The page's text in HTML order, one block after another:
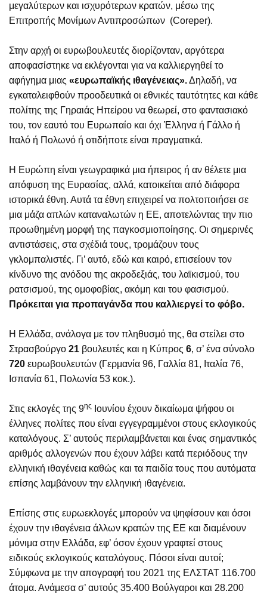
μεγαλύτερων και ισχυρότερων κρατών, μέσω της
Επιτροπής Μονίμων Αντιπροσώπων (Coreper).
Στην αρχή οι ευρωβουλευτές διορίζονταν, αργότερα
αποφασίστηκε να εκλέγονται για να καλλιεργηθεί το
αφήγημα μιας «ευρωπαϊκής ιθαγένειας».Δηλαδή, να
εγκαταλειφθούν προοδευτικά οι εθνικές ταυτότητες και κάθε
πολίτης της Γηραιάς Ηπείρου να θεωρεί, στο φαντασιακό
του, τον εαυτό του Ευρωπαίο και όχι Έλληνα ή Γάλλο ή
Ιταλό ή Πολωνό ή οτιδήποτε είναι πραγματικά.
Η Ευρώπη είναι γεωγραφικά μια ήπειρος ή αν θέλετε μια
απόφυση της Ευρασίας, αλλά, κατοικείται από διάφορα
ιστορικά έθνη. Αυτά τα έθνη επιχειρεί να πολτοποιήσει σε
μια μάζα απλών καταναλωτών η ΕΕ, αποτελώντας την πιο
προωθημένη μορφή της παγκοσμιοποίησης. Οι σημερινές
αντιστάσεις, στα σχέδιά τους, τρομάζουν τους
γκλομπαλιστές. Γι’ αυτό, εδώ και καιρό, επισείουν τον
κίνδυνο της ανόδου της ακροδεξιάς, του λαϊκισμού, του
ρατσισμού, της ομοφοβίας, ακόμη και του φασισμού.
Πρόκειται για προπαγάνδα που καλλιεργεί το φόβο.
Η Ελλάδα, ανάλογα με τον πληθυσμό της, θα στείλει στο
Στρασβούργο 21 βουλευτές και η Κύπρος 6, σ’ ένα σύνολο
720 ευρωβουλευτών (Γερμανία 96, Γαλλία 81, Ιταλία 76,
Ισπανία 61, Πολωνία 53 κοκ.).
Στις εκλογές της 9ης
Ιουνίου έχουν δικαίωμα ψήφου οι
έλληνες πολίτες που είναι εγγεγραμμένοι στους εκλογικούς
καταλόγους. Σ’ αυτούς περιλαμβάνεται και ένας σημαντικός
αριθμός αλλογενών που έχουν λάβει κατά περιόδους την
ελληνική ιθαγένεια καθώς και τα παιδία τους που αυτόματα
επίσης λαμβάνουν την ελληνική ιθαγένεια.
Επίσης στις ευρωεκλογές μπορούν να ψηφίσουν και όσοι
έχουν την ιθαγένεια άλλων κρατών της ΕΕ και διαμένουν
μόνιμα στην Ελλάδα, εφ’ όσον έχουν γραφτεί στους
ειδικούς εκλογικούς καταλόγους. Πόσοι είναι αυτοί;
Σύμφωνα με την απογραφή του 2021 της ΕΛΣΤΑΤ 116.700
άτομα. Ανάμεσα σ’ αυτούς 35.400 Βούλγαροι και 28.200